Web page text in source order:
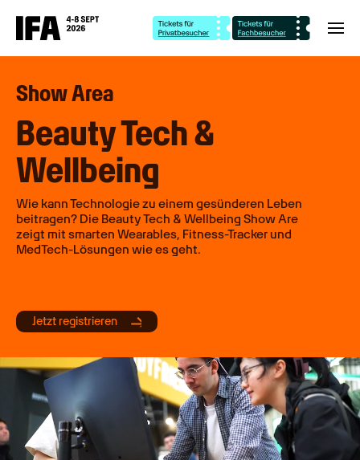
Show Area
Beauty Tech &
Wellbeing
Wie kann Technologie zu einem gesünderen Leben
beitragen? Die Beauty Tech & Wellbeing Show Are
zeigt mit smarten Wearables, Fitness-Tracker und
MedTech-Lösungen wie es geht.
Jetzt registrieren